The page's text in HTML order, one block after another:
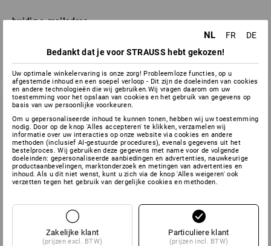
huidig e-mailadres
Verzenden
Newsletter opzeggen
Wilt u de Strauss nieuwsbrief niet meer ontvangen? Gebruik
dan de afmeldlink onderaan een ontvangen nieuwsbrief om u
af te melden.
NL FR
DE
Bedankt dat je voor STRAUSS hebt gekozen!
Uw optimale winkelervaring is onze zorg! Probleemloze functies, op u
afgestemde inhoud en een soepel verloop - Dit zijn de doeleinden van cookies
en andere technologieën die wij gebruiken.Wij vragen daarom om uw
toestemming voor het opslaan van cookies en het gebruik van gegevens op
basis van uw persoonlijke voorkeuren.
Om u gepersonaliseerde inhoud te kunnen tonen, hebben wij uw toestemming
nodig. Door op de knop 'Alles accepteren' te klikken, verzamelen wij
informatie over uw interacties op onze website via cookies en andere
methoden (inclusief AI-gestuurde procedures), evenals gegevens uit het
bestelproces. Wij gebruiken deze gegevens met name voor de volgende
doeleinden: gepersonaliseerde aanbiedingen en advertenties, nauwkeurige
productaanbevelingen, marktonderzoek en metingen van advertenties en
inhoud. Als u dit niet wenst, kunt u zich via de knop 'Alles weigeren' ook
verzetten tegen het gebruik van dergelijke cookies en methoden.
Zakelijke klant
(prijzen excl. BTW)
Particuliere klant
(prijzen incl. BTW)